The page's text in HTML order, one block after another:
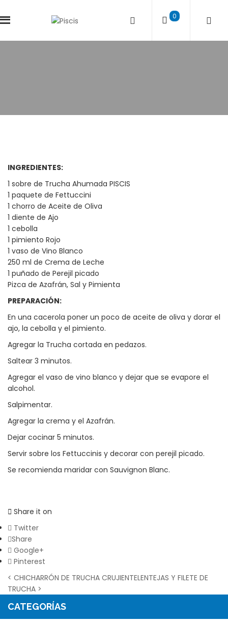
0
INGREDIENTES:
1 sobre de Trucha Ahumada PISCIS
1 paquete de Fettuccini
1 chorro de Aceite de Oliva
1 diente de Ajo
1 cebolla
1 pimiento Rojo
1 vaso de Vino Blanco
250 ml de Crema de Leche
1 puñado de Perejil picado
Pizca de Azafrán, Sal y Pimienta
PREPARACIÓN:
En una cacerola poner un poco de aceite de oliva y dorar el
ajo, la cebolla y el pimiento.
Agregar la Trucha cortada en pedazos.
Saltear 3 minutos.
Agregar el vaso de vino blanco y dejar que se evapore el
alcohol.
Salpimentar.
Agregar la crema y el Azafrán.
Dejar cocinar 5 minutos.
Servir sobre los Fettuccinis y decorar con perejil picado.
Se recomienda maridar con Sauvignon Blanc.
Share it on
Twitter
Share
Google+
Pinterest
< CHICHARRÓN DE TRUCHA CRUJIENTELENTEJAS Y FILETE DE
TRUCHA >
CATEGORÍAS